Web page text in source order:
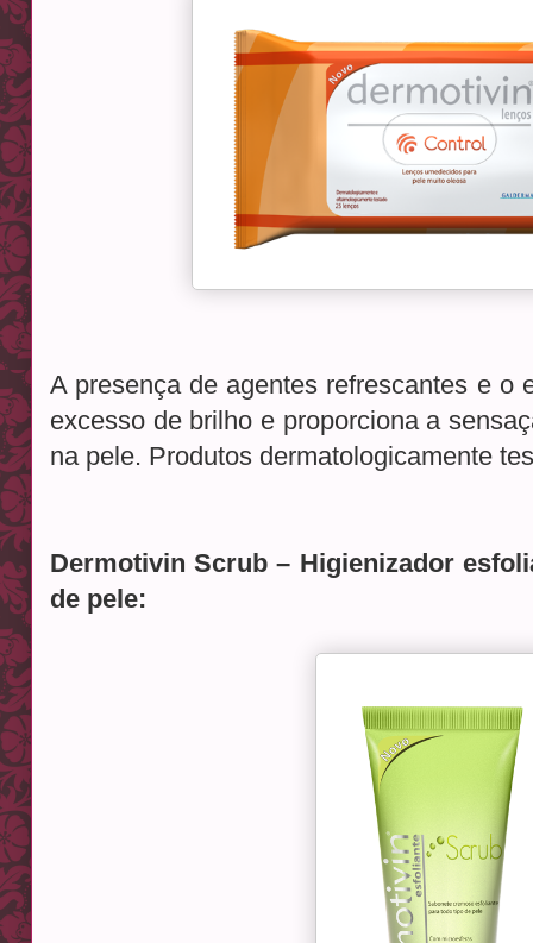
A presença de agentes refrescantes e o
excesso de brilho e proporciona a
na pele. Produtos dermatologicamente
Dermotivin Scrub – Higienizador
de pele: